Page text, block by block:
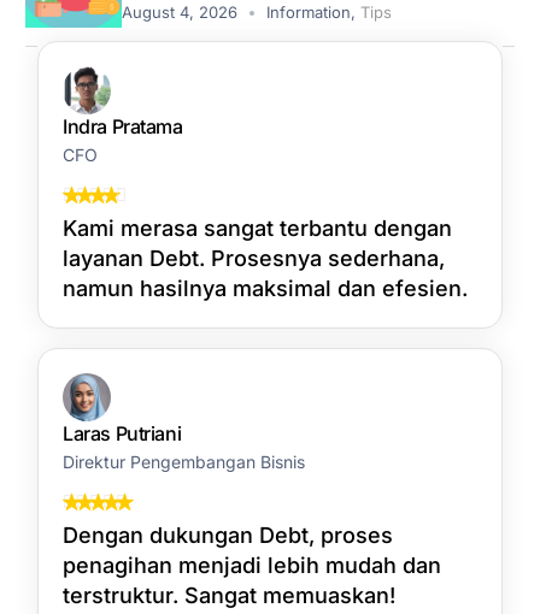
August 4, 2026 Information, Tips
Indra Pratama
CFO
Kami merasa sangat terbantu dengan
layanan Debt. Prosesnya sederhana,
namun hasilnya maksimal dan efesien.
Laras Putriani
Direktur Pengembangan Bisnis
Dengan dukungan Debt, proses
penagihan menjadi lebih mudah dan
terstruktur. Sangat memuaskan!